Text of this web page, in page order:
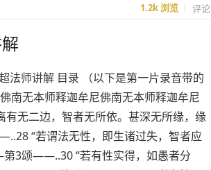
1.2k浏览 评论
法师讲解 目录 （以下是第一片录音带的
南无本师释迦牟尼佛南无本师释迦牟尼
无二边，智者无所依。甚深无所缘，缘
“若谓法无性，即生诸过失，智者应
3颂——..30 “若有性实得，如愚者分